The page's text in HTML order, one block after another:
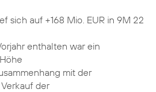
sich auf +168 Mio. EUR in 9M 22
enthalten war ein
mit der
der